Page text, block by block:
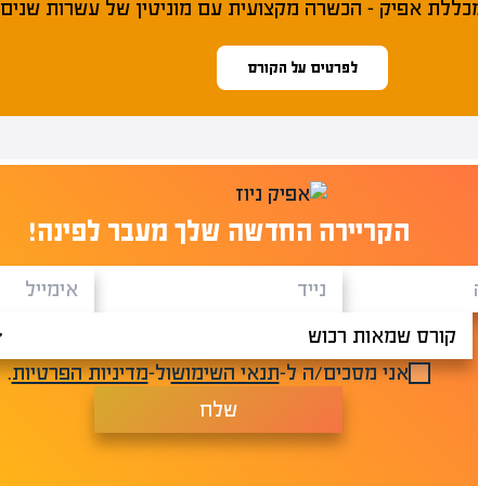
אפיק – הכשרה מקצועית עם מוניטין של עשרות שנים
לפרטים על הקורס
הקריירה החדשה שלך מעבר לפינה!
אני מסכים/ה ל-תנאי השימושול-מדיניות הפרטיות.
שלח